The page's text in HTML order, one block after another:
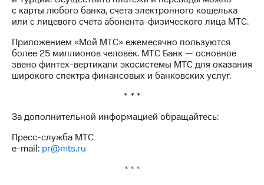
о
погашении
именных
облигаций
Другое
Регистратор
развитие
На главную
с карты любого банка, счета электронного кошелька
или с лицевого счета абонента-физического лица МТС.
Приложением «Мой МТС» ежемесячно пользуются
более 25 миллионов человек. МТС Банк — основное
звено финтех-вертикали экосистемы МТС для оказания
широкого спектра финансовых и банковских услуг.
* * *
За дополнительной информацией обращайтесь:
Пресс-служба МТС
e-mail: pr@mts.ru
* * *